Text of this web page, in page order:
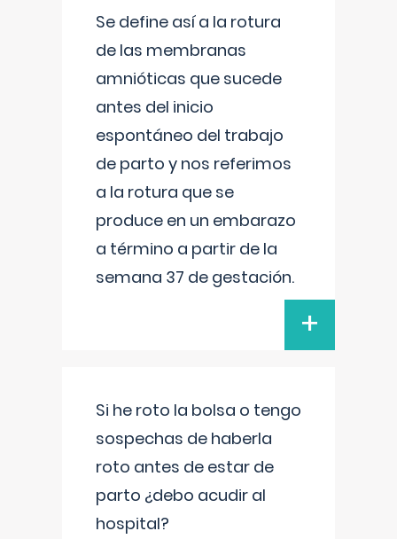
Se define así a la rotura
de las membranas
amnióticas que sucede
antes del inicio
espontáneo del trabajo
de parto y nos referimos
a la rotura que se
produce en un embarazo
a término a partir de la
semana 37 de gestación.
+
Si he roto la bolsa o tengo
sospechas de haberla
roto antes de estar de
parto ¿debo acudir al
hospital?